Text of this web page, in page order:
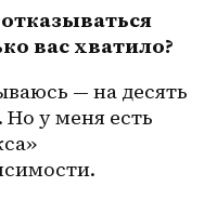
вас хватило?
— на десять
у меня есть